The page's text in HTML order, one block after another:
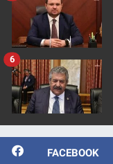
6
FACEBOOK